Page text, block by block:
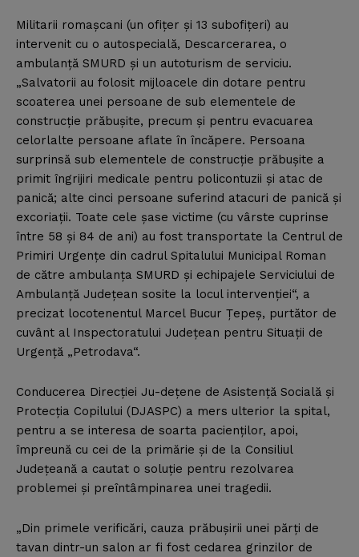
Militarii romaşcani (un ofiţer şi 13 subofiţeri) au
intervenit cu o autospecială, Descarcerarea, o
ambulanţă SMURD şi un autoturism de serviciu.
„Salvatorii au folosit mijloacele din dotare pentru
scoaterea unei persoane de sub elementele de
construcţie prăbuşite, precum şi pentru evacuarea
celorlalte persoane aflate în încăpere. Persoana
surprinsă sub elementele de construcţie prăbuşite a
primit îngrijiri medicale pentru policontuzii şi atac de
panică; alte cinci persoane suferind atacuri de panică şi
excoriaţii. Toate cele şase victime (cu vârste cuprinse
între 58 şi 84 de ani) au fost transportate la Centrul de
Primiri Urgenţe din cadrul Spitalului Municipal Roman
de către ambulanţa SMURD şi echipajele Serviciului de
Ambulanţă Judeţean sosite la locul intervenţiei“, a
precizat locotenentul Marcel Bucur Ţepeş, purtător de
cuvânt al Inspectoratului Judeţean pentru Situaţii de
Urgenţă „Petrodava“.
Conducerea Direcţiei Ju-deţene de Asistenţă Socială şi
Protecţia Copilului (DJASPC) a mers ulterior la spital,
pentru a se interesa de soarta pacienţilor, apoi,
împreună cu cei de la primărie şi de la Consiliul
Judeţeană a cautat o soluţie pentru rezolvarea
problemei şi preîntâmpinarea unei tragedii.
„Din primele verificări, cauza prăbuşirii unei părţi de
tavan dintr-un salon ar fi fost cedarea grinzilor de